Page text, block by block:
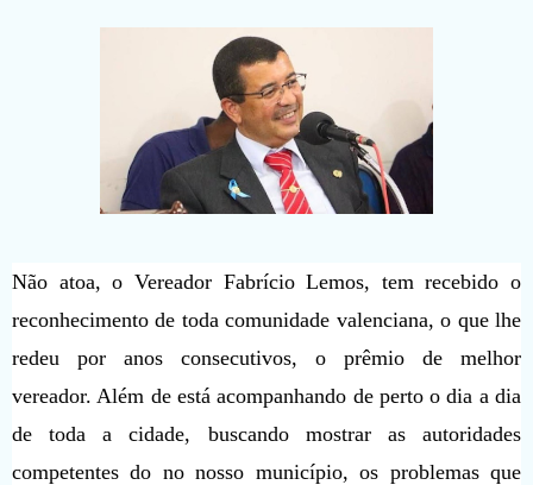
Não atoa, o Vereador Fabrício Lemos, tem recebido o
reconhecimento de toda comunidade valenciana, o que lhe
redeu por anos consecutivos, o prêmio de melhor
vereador. Além de está acompanhando de perto o dia a dia
de toda a cidade, buscando mostrar as autoridades
competentes do no nosso município, os problemas que